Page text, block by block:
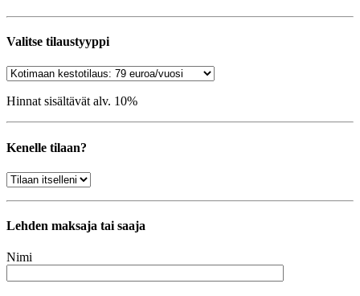
Valitse tilaustyyppi
Hinnat sisältävät alv. 10%
Kenelle tilaan?
Lehden maksaja tai saaja
Nimi